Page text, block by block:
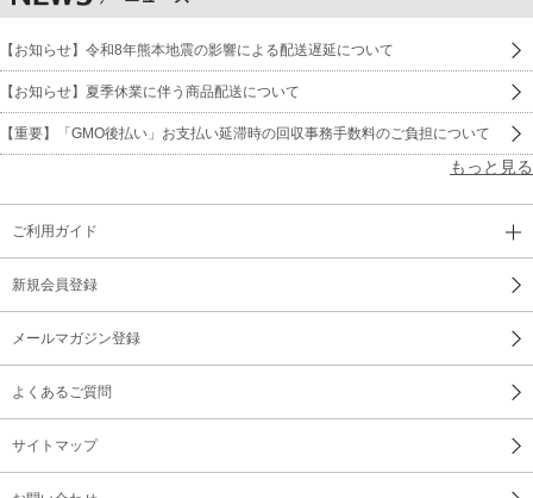
【お知らせ】令和8年熊本地震の影響による配送遅延について
【お知らせ】夏季休業に伴う商品配送について
【重要】「GMO後払い」お支払い延滞時の回収事務手数料のご負担について
もっと見る
ご利用ガイド
新規会員登録
メールマガジン登録
よくあるご質問
サイトマップ